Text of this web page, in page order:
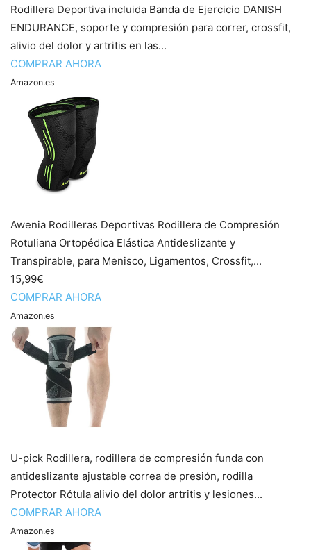
Rodillera Deportiva incluida Banda de Ejercicio DANISH
ENDURANCE, soporte y compresión para correr, crossfit,
alivio del dolor y artritis en las...
COMPRAR AHORA
Amazon.es
Awenia Rodilleras Deportivas Rodillera de Compresión
Rotuliana Ortopédica Elástica Antideslizante y
Transpirable, para Menisco, Ligamentos, Crossfit,...
15,99€
COMPRAR AHORA
Amazon.es
U-pick Rodillera, rodillera de compresión funda con
antideslizante ajustable correa de presión, rodilla
Protector Rótula alivio del dolor artritis y lesiones...
COMPRAR AHORA
Amazon.es